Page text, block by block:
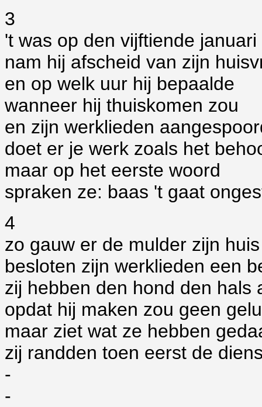
3
't was op den vijftiende januari
nam hij afscheid van zijn
en op welk uur hij bepaalde
wanneer hij thuiskomen zou
en zijn werklieden
doet er je werk zoals het
maar op het eerste woord
spraken ze: baas 't gaat
4
zo gauw er de mulder zijn
besloten zijn werklieden een
zij hebben den hond den hals
opdat hij maken zou geen
maar ziet wat ze hebben
zij randden toen eerst de
-
-